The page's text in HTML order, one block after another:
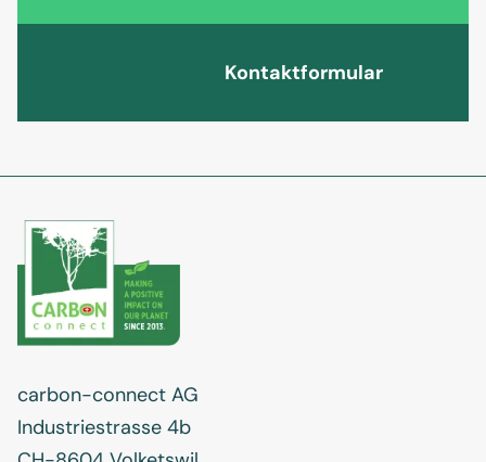
Kontaktformular
carbon-connect AG
Industriestrasse 4b